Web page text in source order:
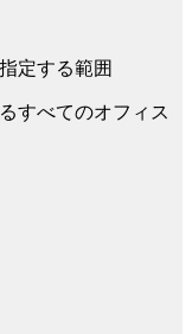
定する範囲
すべてのオフィス